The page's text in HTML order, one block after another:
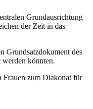
Grundausrichtung
der Zeit in das
Grundsatzdokument des
könnten.
Frauen zum Diakonat für